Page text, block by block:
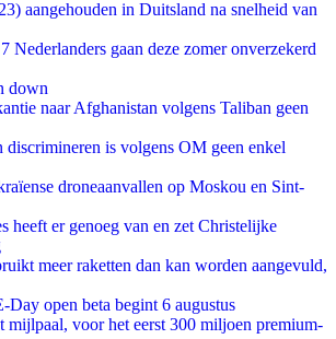
aangehouden in Duitsland na snelheid van
Nederlanders gaan deze zomer onverzekerd
down
naar Afghanistan volgens Taliban geen
discrimineren is volgens OM geen enkel
droneaanvallen op Moskou en Sint-
heeft er genoeg van en zet Christelijke
meer raketten dan kan worden aangevuld,
Day open beta begint 6 augustus
mijlpaal, voor het eerst 300 miljoen premium-